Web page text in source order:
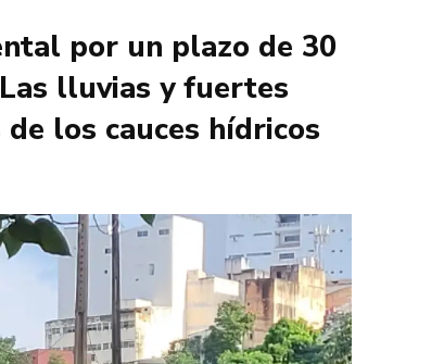
por un plazo de 30
lluvias y fuertes
los cauces hídricos